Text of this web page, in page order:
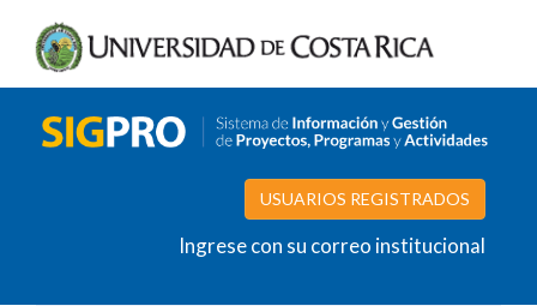
USUARIOS REGISTRADOS
Ingrese con su correo institucional